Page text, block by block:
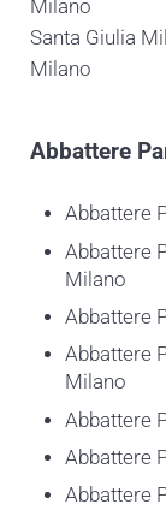
Santa Giulia
Milano
Abbattere
Abbattere
Abbattere
Milano
Abbattere
Abbattere
Milano
Abbattere
Abbattere
Abbattere